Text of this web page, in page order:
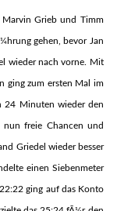
Grieb und Timm
gehen, bevor Jan
wieder nach vorne. Mit
ging zum ersten Mal im
24 Minuten wieder den
freie Chancen und
Griedel wieder besser
einen Siebenmeter
ging auf das Konto